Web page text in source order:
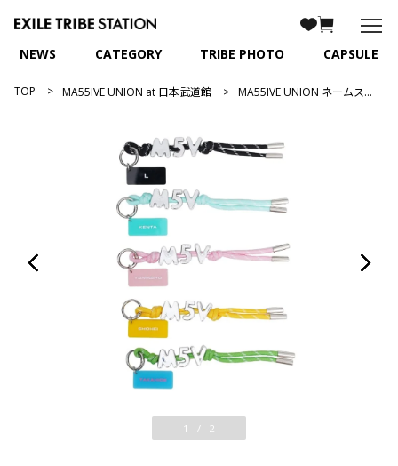
NEWS CATEGORY TRIBE PHOTO CAPSULE
TOP MA55IVE UNION at 日本武道館 MA55IVE UNION ネームストラップ/全5種
1 / 2